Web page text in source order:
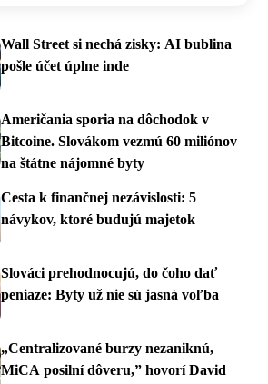
Wall Street si nechá zisky: AI bublina
pošle účet úplne inde
Američania sporia na dôchodok v
Bitcoine. Slovákom vezmú 60 miliónov
na štátne nájomné byty
Cesta k finančnej nezávislosti: 5
návykov, ktoré budujú majetok
Slováci prehodnocujú, do čoho dať
peniaze: Byty už nie sú jasná voľba
„Centralizované burzy nezaniknú,
MiCA posilní dôveru,” hovorí David